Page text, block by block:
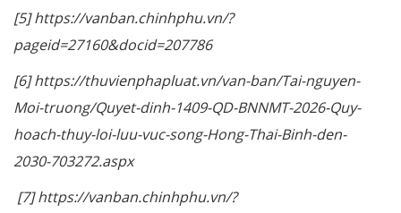
[5] https://vanban.chinhphu.vn/?
pageid=27160&docid=207786
[6] https://thuvienphapluat.vn/van-ban/Tai-nguyen-
Moi-truong/Quyet-dinh-1409-QD-BNNMT-2026-Quy-
hoach-thuy-loi-luu-vuc-song-Hong-Thai-Binh-den-
2030-703272.aspx
[7] https://vanban.chinhphu.vn/?